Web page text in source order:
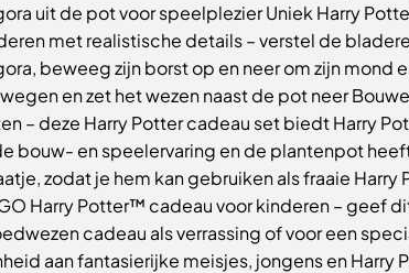
uit de pot voor speelplezier Uniek Harry
met realistische details – verstel de
beweeg zijn borst op en neer om zijn mond
en zet het wezen naast de pot neer
– deze Harry Potter cadeau set biedt Harry
bouw- en speelervaring en de plantenpot
zodat je hem kan gebruiken als fraaie
Harry Potter™ cadeau voor kinderen – geef
cadeau als verrassing of voor een
aan fantasierijke meisjes, jongens en Harry